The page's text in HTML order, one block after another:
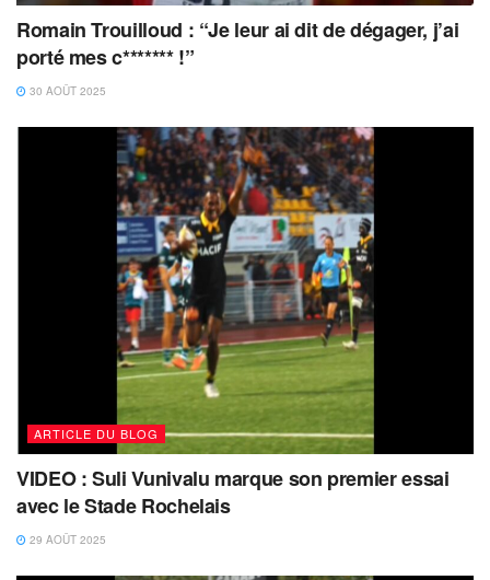
Romain Trouilloud : “Je leur ai dit de dégager, j’ai
porté mes c******* !”
30 AOÛT 2025
ARTICLE DU BLOG
VIDEO : Suli Vunivalu marque son premier essai
avec le Stade Rochelais
29 AOÛT 2025